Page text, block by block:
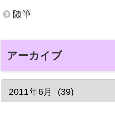
随筆
アーカイブ